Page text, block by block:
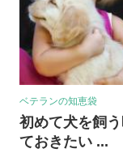
ベテランの知恵袋
初めて犬を飼
ておきたい ...